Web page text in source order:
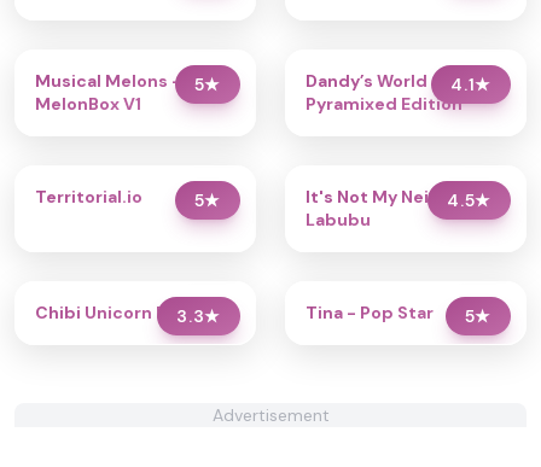
5★
Musical Melons –
MelonBox V1
4.1★
Dandy’s World
Pyramixed Edition
5★
Territorial.io 4.5★
It's Not My Neighbor:
Labubu
3.3★
Chibi Unicorn Dress Up 5★
Tina - Pop Star
Advertisement